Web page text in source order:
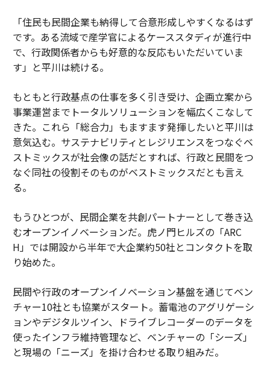
「住民も民間企業も納得して合意形成しやすくなるはず
です。ある流域で産学官によるケーススタディが進行中
で、行政関係者からも好意的な反応もいただいていま
す」と平川は続ける。
もともと行政基点の仕事を多く引き受け、企画立案から
事業運営までトータルソリューションを幅広くこなして
きた。これら「総合力」もますます発揮したいと平川は
意気込む。サステナビリティとレジリエンスをつなぐベ
ストミックスが社会像の話だとすれば、行政と民間をつ
なぐ同社の役割そのものがベストミックスだとも言え
る。
もうひとつが、民間企業を共創パートナーとして巻き込
むオープンイノベーションだ。虎ノ門ヒルズの「ARC
H」では開設から半年で大企業約50社とコンタクトを取
り始めた。
民間や行政のオープンイノベーション基盤を通じてベン
チャー10社とも協業がスタート。蓄電池のアグリゲーシ
ョンやデジタルツイン、ドライブレコーダーのデータを
使ったインフラ維持管理など、ベンチャーの「シーズ」
と現場の「ニーズ」を掛け合わせる取り組みだ。